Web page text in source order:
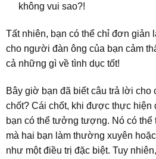
không vui sao?!
Tất nhiên, bạn có thể chỉ đơn giản
cho người đàn ông của bạn cảm
cả những gì về tình dục tốt!
Bây giờ bạn đã biết câu trả lời cho
chốt? Cái chốt, khi được thực hiện
bạn có thể tưởng tượng. Nó có thể
mà hai bạn làm thường xuyên
như một điều trị đặc biệt. Tuy